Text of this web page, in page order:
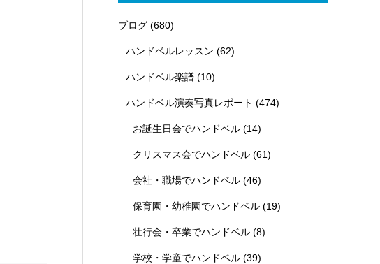
ブログ (680)
ハンドベルレッスン (62)
ハンドベル楽譜(10)
ハンドベル演奏写真レポート (474)
お誕生日会でハンドベル (14)
クリスマス会でハンドベル (61)
会社・職場でハンドベル (46)
保育園・幼稚園でハンドベル (19)
壮行会・卒業でハンドベル (8)
学校・学童でハンドベル (39)